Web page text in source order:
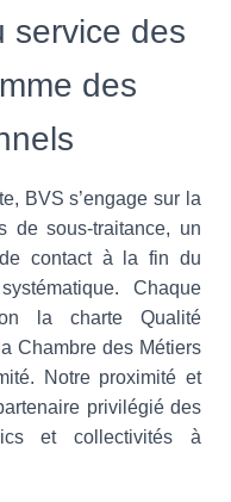
service des
des
BVS s’engage sur la
de sous-traitance, un
contact à la fin du
Chaque
la charte Qualité
Chambre des Métiers
Notre proximité et
privilégié des
et collectivités à